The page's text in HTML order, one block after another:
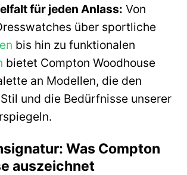
für jeden Anlass: Von
über sportliche
bis hin zu funktionalen
bietet Compton Woodhouse
an Modellen, die den
und die Bedürfnisse unserer
Was Compton
auszeichnet